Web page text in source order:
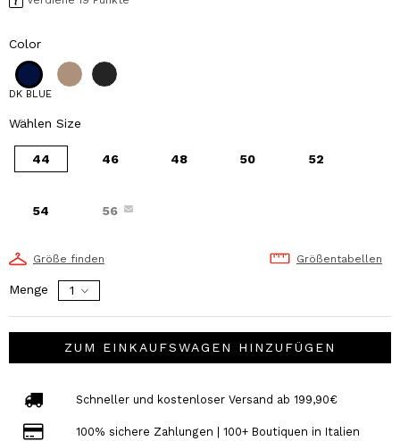
Color
DK BLUE
Wählen Size
44 46 48 50 52
54 56
Größe finden Größentabellen
Menge
ZUM EINKAUFSWAGEN HINZUFÜGEN
Schneller und kostenloser Versand ab 199,90€
100% sichere Zahlungen | 100+ Boutiquen in Italien